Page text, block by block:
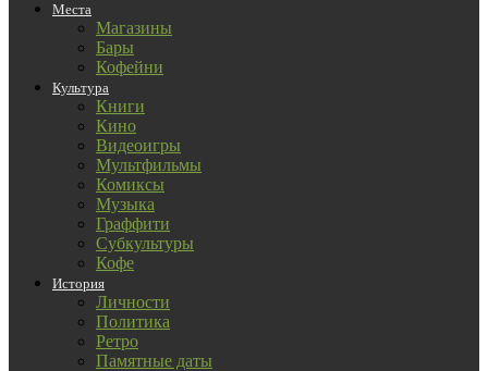
Места
Магазины
Бары
Кофейни
Культура
Книги
Кино
Видеоигры
Мультфильмы
Комиксы
Музыка
Граффити
Субкультуры
Кофе
История
Личности
Политика
Ретро
Памятные даты